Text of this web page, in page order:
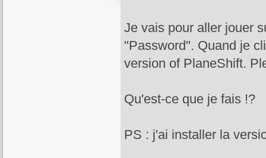
Je vais pour aller jouer
"Password". Quand je
version of PlaneShift.
Qu'est-ce que je fais !?
PS : j'ai installer la